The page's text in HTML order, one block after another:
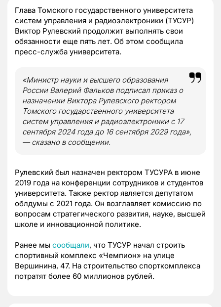
Глава Томского государственного университета
систем управления и радиоэлектроники (ТУСУР)
Виктор Рулевский продолжит выполнять свои
обязанности еще пять лет. Об этом сообщила
пресс-служба университета.
«Министр науки и высшего образования
России Валерий Фальков подписал приказ о
назначении Виктора Рулевского ректором
Томского государственного университета
систем управления и радиоэлектроники с 17
сентября 2024 года до 16 сентября 2029 года»,
— сказано в сообщении.
Рулевский был назначен ректором ТУСУРА в июне
2019 года на конференции сотрудников и студентов
университета. Также ректор является депутатом
облдумы с 2021 года. Он возглавляет комиссию по
вопросам стратегического развития, науке, высшей
школе и инновационной политике.
Ранее мы сообщали, что ТУСУР начал строить
спортивный комплекс «Чемпион» на улице
Вершинина, 47. На строительство спорткомплекса
потратят более 60 миллионов рублей.